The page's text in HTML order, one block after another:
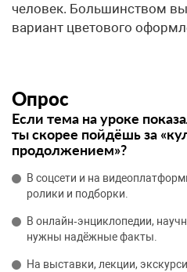
человек. Большинством
вариант цветового
Опрос
Если тема на уроке
ты скорее пойдёшь за
продолжением»?
В соцсети и на
ролики и подборки.
В онлайн‑энциклопедии,
нужны надёжные факты.
На выставки, лекции,